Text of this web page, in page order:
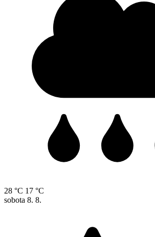
28 °C 17 °C
sobota 8. 8.